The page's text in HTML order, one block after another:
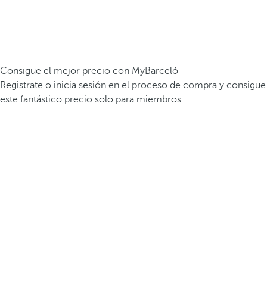
Consigue el mejor precio con MyBarceló
Registrate o inicia sesión en el proceso de compra y consigue
este fantástico precio solo para miembros.